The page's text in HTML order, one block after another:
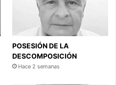
POSESIÓN DE LA
DESCOMPOSICIÓN
Hace 2 semanas